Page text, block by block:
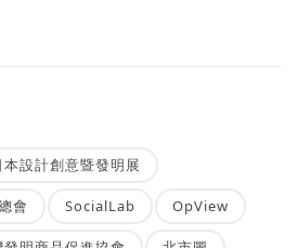
本設計創意暨發明展
會 SocialLab OpView